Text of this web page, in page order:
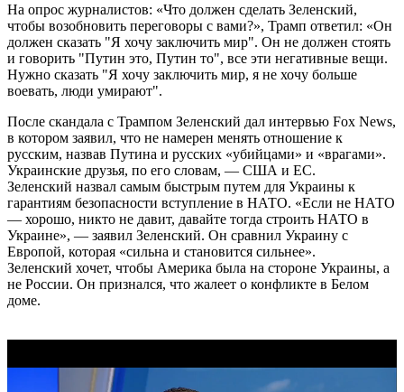
На опрос журналистов: «Что должен сделать Зеленский,
чтобы возобновить переговоры с вами?», Трамп ответил: «Он
должен сказать "Я хочу заключить мир". Он не должен стоять
и говорить "Путин это, Путин то", все эти негативные вещи.
Нужно сказать "Я хочу заключить мир, я не хочу больше
воевать, люди умирают".
После скандала с Трампом Зеленский дал интервью Fox News,
в котором заявил, что не намерен менять отношение к
русским, назвав Путина и русских «убийцами» и «врагами».
Украинские друзья, по его словам, — США и ЕС.
Зеленский назвал самым быстрым путем для Украины к
гарантиям безопасности вступление в НАТО. «Если не НАТО
— хорошо, никто не давит, давайте тогда строить НАТО в
Украине», — заявил Зеленский. Он сравнил Украину с
Европой, которая «сильна и становится сильнее».
Зеленский хочет, чтобы Америка была на стороне Украины, а
не России. Он признался, что жалеет о конфликте в Белом
доме.